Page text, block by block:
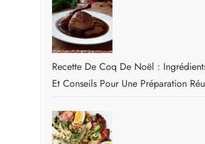
Recette De Coq De Noël :
Et Conseils Pour Une Préparation